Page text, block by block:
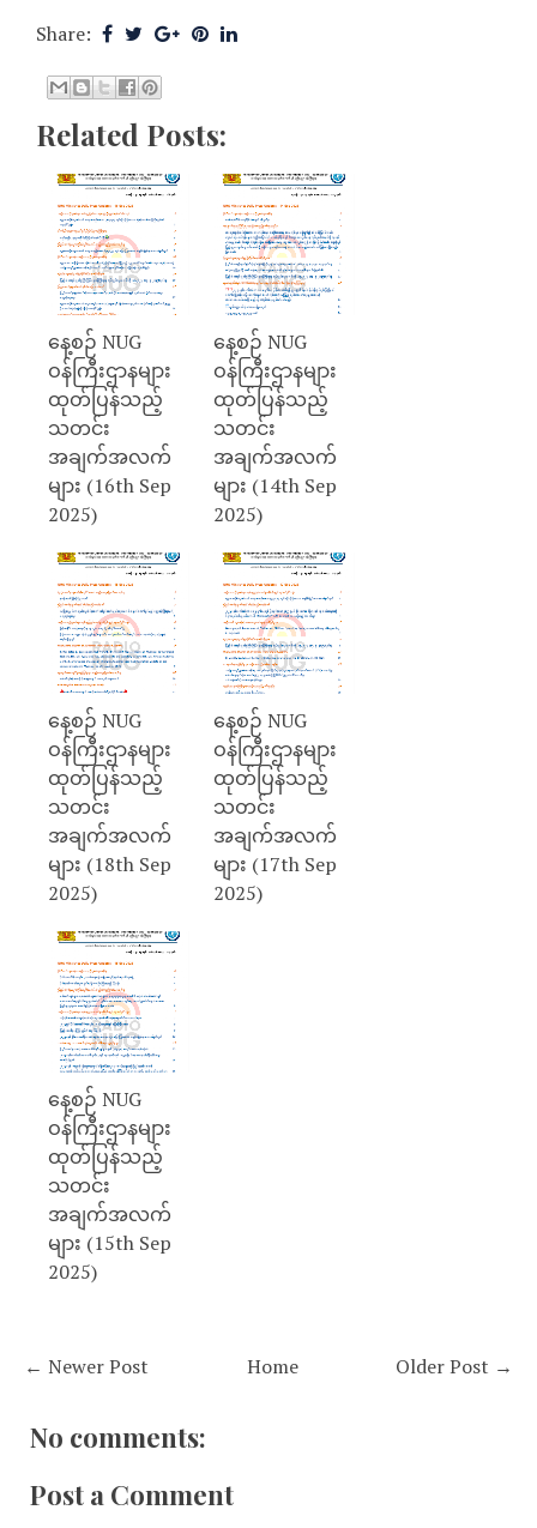
Share:
Related Posts:
နေ့စဉ် NUG
ဝန်ကြီးဌာနများ
ထုတ်ပြန်သည့်
သတင်း
အချက်အလက်
များ (16th Sep
2025)
နေ့စဉ် NUG
ဝန်ကြီးဌာနများ
ထုတ်ပြန်သည့်
သတင်း
အချက်အလက်
များ (14th Sep
2025)
နေ့စဉ် NUG
ဝန်ကြီးဌာနများ
ထုတ်ပြန်သည့်
သတင်း
အချက်အလက်
များ (18th Sep
2025)
နေ့စဉ် NUG
ဝန်ကြီးဌာနများ
ထုတ်ပြန်သည့်
သတင်း
အချက်အလက်
များ (17th Sep
2025)
နေ့စဉ် NUG
ဝန်ကြီးဌာနများ
ထုတ်ပြန်သည့်
သတင်း
အချက်အလက်
များ (15th Sep
2025)
← Newer Post Older Post →
Home
No comments:
Post a Comment